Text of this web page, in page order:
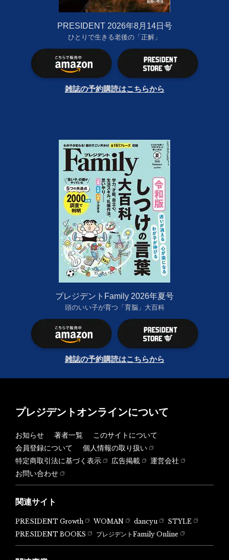
PRESIDENT 2026年8月14日号
ひとりで生きる老後の「正解」
雑誌の予約購読はこちらから
プレジデントFamily 2026年夏号
頭のいい子が育つ「育脳」大百科
雑誌の予約購読はこちらから
プレジデントオンラインについて
お知らせ 著者一覧
このサイトについて
会員登録について
個人情報の取り扱い
特定商取引法に基づく表示
広告掲載
運営会社
お問い合わせ
関連サイト
PRESIDENT Growth WOMAN dancyu
STYLE
PRESIDENT BOOKS
プレジデントFamily Online